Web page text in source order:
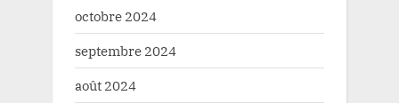
octobre 2024
septembre 2024
août 2024